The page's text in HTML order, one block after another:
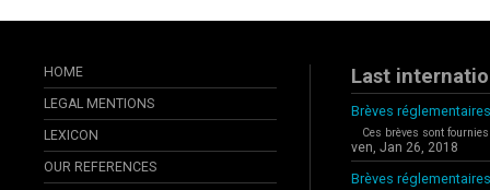
HOME
LEGAL MENTIONS
LEXICON
OUR REFERENCES
Last
Brèves
Ces brèves sont
ven, Jan 26, 2018
Brèves